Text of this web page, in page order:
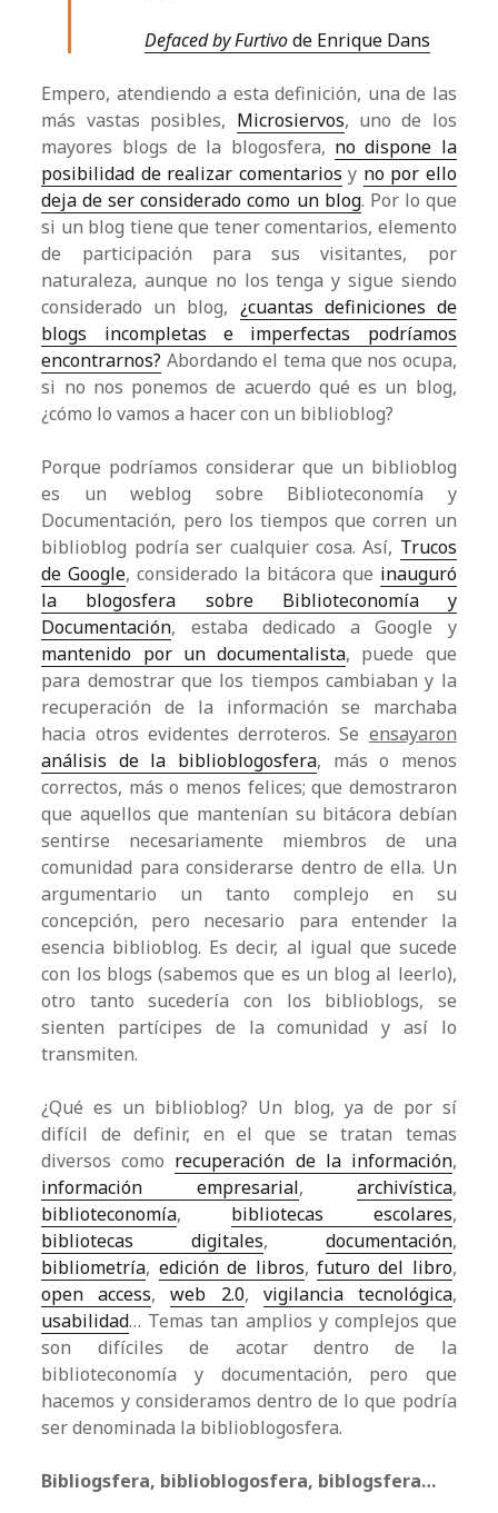
Defaced by Furtivode Enrique Dans
Empero, atendiendo a esta definición, una de las
más vastas posibles, Microsiervos, uno de los
mayores blogs de la blogosfera, no dispone la
posibilidad de realizar comentarios y no por ello
deja de ser considerado como un blog. Por lo que
si un blog tiene que tener comentarios, elemento
de participación para sus visitantes, por
naturaleza, aunque no los tenga y sigue siendo
considerado un blog, ¿cuantas definiciones de
blogs incompletas e imperfectas podríamos
encontrarnos? Abordando el tema que nos ocupa,
si no nos ponemos de acuerdo qué es un blog,
¿cómo lo vamos a hacer con un biblioblog?
Porque podríamos considerar que un biblioblog
es un weblog sobre Biblioteconomía y
Documentación, pero los tiempos que corren un
biblioblog podría ser cualquier cosa. Así, Trucos
de Google, considerado la bitácora que inauguró
la blogosfera sobre Biblioteconomía y
Documentación, estaba dedicado a Google y
mantenido por un documentalista, puede que
para demostrar que los tiempos cambiaban y la
recuperación de la información se marchaba
hacia otros evidentes derroteros. Se ensayaron
análisis de la biblioblogosfera, más o menos
correctos, más o menos felices; que demostraron
que aquellos que mantenían su bitácora debían
sentirse necesariamente miembros de una
comunidad para considerarse dentro de ella. Un
argumentario un tanto complejo en su
concepción, pero necesario para entender la
esencia biblioblog. Es decir, al igual que sucede
con los blogs (sabemos que es un blog al leerlo),
otro tanto sucedería con los biblioblogs, se
sienten partícipes de la comunidad y así lo
transmiten.
¿Qué es un biblioblog? Un blog, ya de por sí
difícil de definir, en el que se tratan temas
diversos como recuperación de la información,
información empresarial, archivística,
biblioteconomía, bibliotecas escolares,
bibliotecas digitales, documentación,
bibliometría, edición de libros, futuro del libro,
open access,web 2.0, vigilancia tecnológica,
usabilidad… Temas tan amplios y complejos que
son difíciles de acotar dentro de la
biblioteconomía y documentación, pero que
hacemos y consideramos dentro de lo que podría
ser denominada la biblioblogosfera.
Bibliogsfera, biblioblogosfera, biblogsfera…